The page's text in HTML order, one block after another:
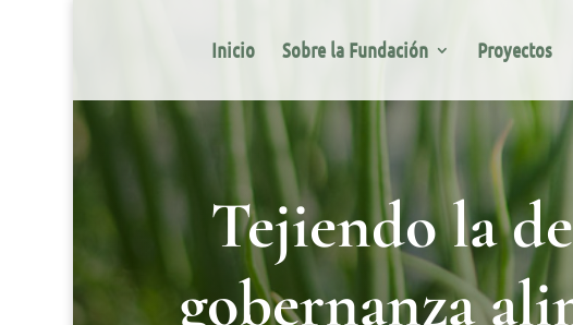
Inicio Sobre la Fundación Proyectos
Tejiendo la
gobernanza